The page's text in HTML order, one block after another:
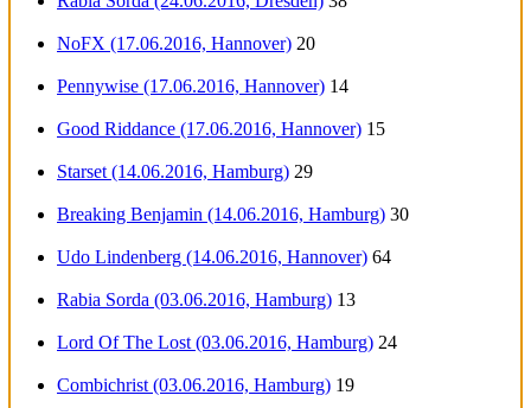
NoFX (17.06.2016, Hannover) 20
Pennywise (17.06.2016, Hannover) 14
Good Riddance (17.06.2016, Hannover) 15
Starset (14.06.2016, Hamburg) 29
Breaking Benjamin (14.06.2016, Hamburg) 30
Udo Lindenberg (14.06.2016, Hannover) 64
Rabia Sorda (03.06.2016, Hamburg) 13
Lord Of The Lost (03.06.2016, Hamburg) 24
Combichrist (03.06.2016, Hamburg) 19